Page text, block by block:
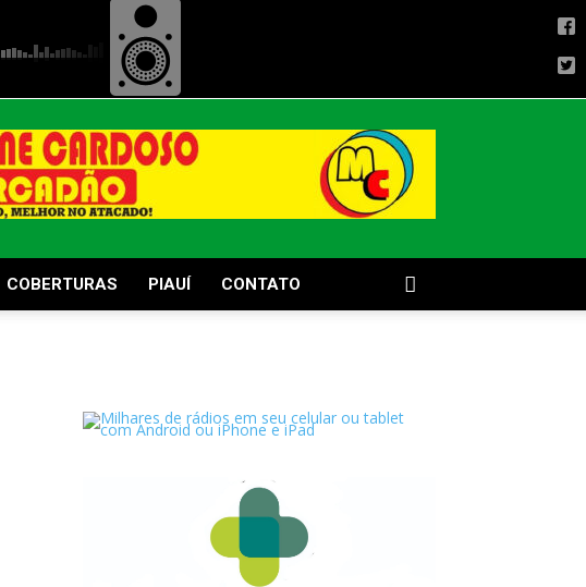
COBERTURAS PIAUÍ CONTATO